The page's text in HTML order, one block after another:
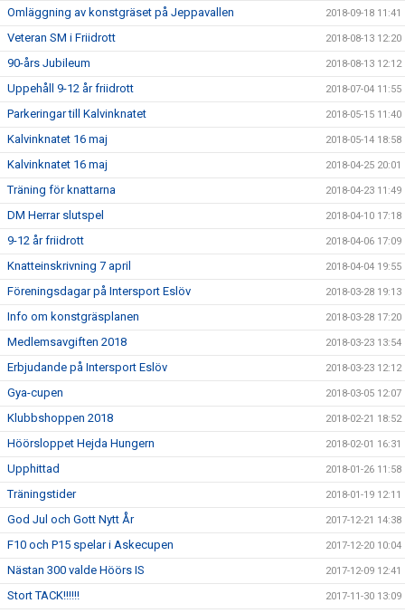
Omläggning av konstgräset på Jeppavallen 2018-09-18 11:41
Veteran SM i Friidrott 2018-08-13 12:20
90-års Jubileum 2018-08-13 12:12
Uppehåll 9-12 år friidrott 2018-07-04 11:55
Parkeringar till Kalvinknatet 2018-05-15 11:40
Kalvinknatet 16 maj 2018-05-14 18:58
Kalvinknatet 16 maj 2018-04-25 20:01
Träning för knattarna 2018-04-23 11:49
DM Herrar slutspel 2018-04-10 17:18
9-12 år friidrott 2018-04-06 17:09
Knatteinskrivning 7 april 2018-04-04 19:55
Föreningsdagar på Intersport Eslöv 2018-03-28 19:13
Info om konstgräsplanen 2018-03-28 17:20
Medlemsavgiften 2018 2018-03-23 13:54
Erbjudande på Intersport Eslöv 2018-03-23 12:12
Gya-cupen 2018-03-05 12:07
Klubbshoppen 2018 2018-02-21 18:52
Höörsloppet Hejda Hungern 2018-02-01 16:31
Upphittad 2018-01-26 11:58
Träningstider 2018-01-19 12:11
God Jul och Gott Nytt År 2017-12-21 14:38
F10 och P15 spelar i Askecupen 2017-12-20 10:04
Nästan 300 valde Höörs IS 2017-12-09 12:41
Stort TACK!!!!!! 2017-11-30 13:09